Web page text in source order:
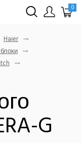
0
Haier
G